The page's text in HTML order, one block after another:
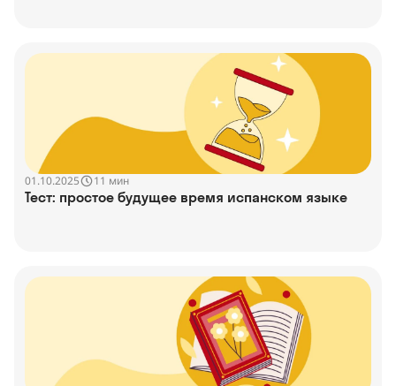
01.10.2025 11 мин
Тест: простое будущее время испанском языке